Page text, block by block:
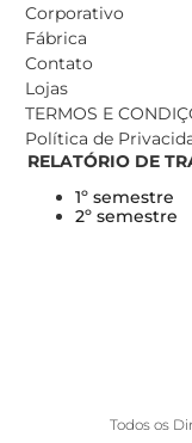
Corporativo
Fábrica
Contato
Lojas
TERMOS E
Política de
RELATÓRIO DE
1º semestre
2º semestre
Todos os